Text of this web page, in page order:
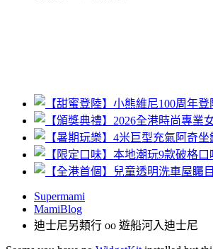
Supermami
MamiBlog
迪士尼另類行 oo 遊船河入迪士尼